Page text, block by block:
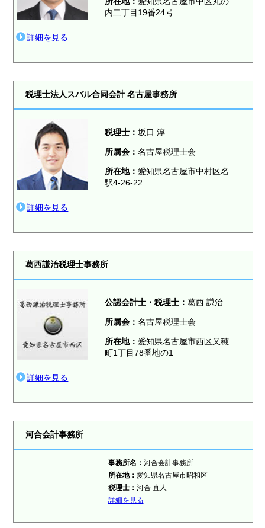
詳細を見る
内二丁目19番24号
税理士法人スバル合同会計 名古屋事務所
詳細を見る
税理士：坂口 淳
所属会：名古屋税理士会
所在地：愛知県名古屋市中村区名
駅4-26-22
葛西謙治税理士事務所
詳細を見る
公認会計士・税理士：葛西 謙治
所属会：名古屋税理士会
所在地：愛知県名古屋市西区又穂
町1丁目78番地の1
河合会計事務所
事務所名： 河合会計事務所
所在地： 愛知県名古屋市昭和区
税理士： 河合 直人
詳細を見る